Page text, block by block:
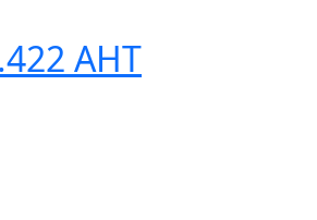
АНТ